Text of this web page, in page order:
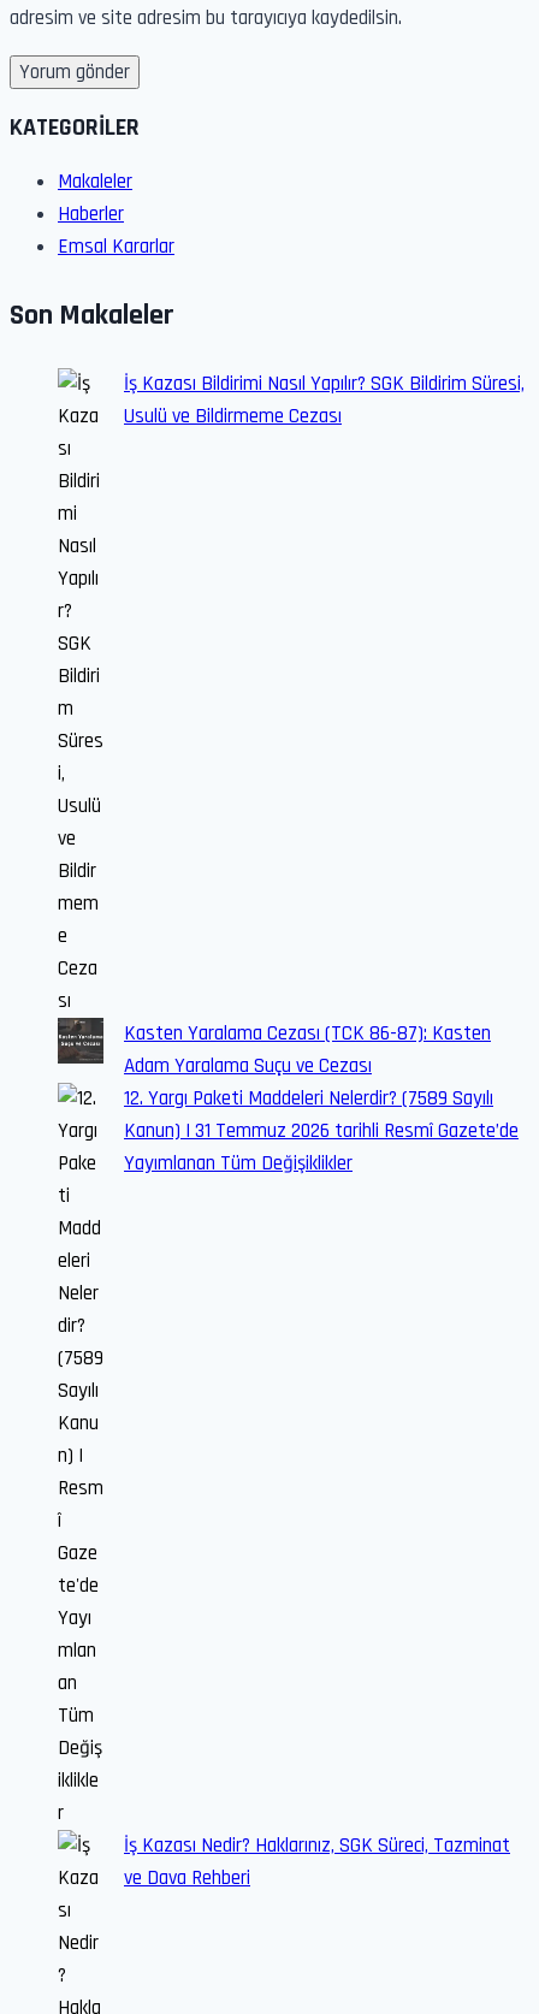
adresim ve site adresim bu tarayıcıya kaydedilsin.
KATEGORİLER
Makaleler
Haberler
Emsal Kararlar
Son Makaleler
İş Kazası Bildirimi Nasıl Yapılır? SGK Bildirim Süresi,
Usulü ve Bildirmeme Cezası
Kasten Yaralama Cezası (TCK 86-87): Kasten
Adam Yaralama Suçu ve Cezası
12. Yargı Paketi Maddeleri Nelerdir? (7589 Sayılı
Kanun) | 31 Temmuz 2026 tarihli Resmî Gazete’de
Yayımlanan Tüm Değişiklikler
İş Kazası Nedir? Haklarınız, SGK Süreci, Tazminat
ve Dava Rehberi